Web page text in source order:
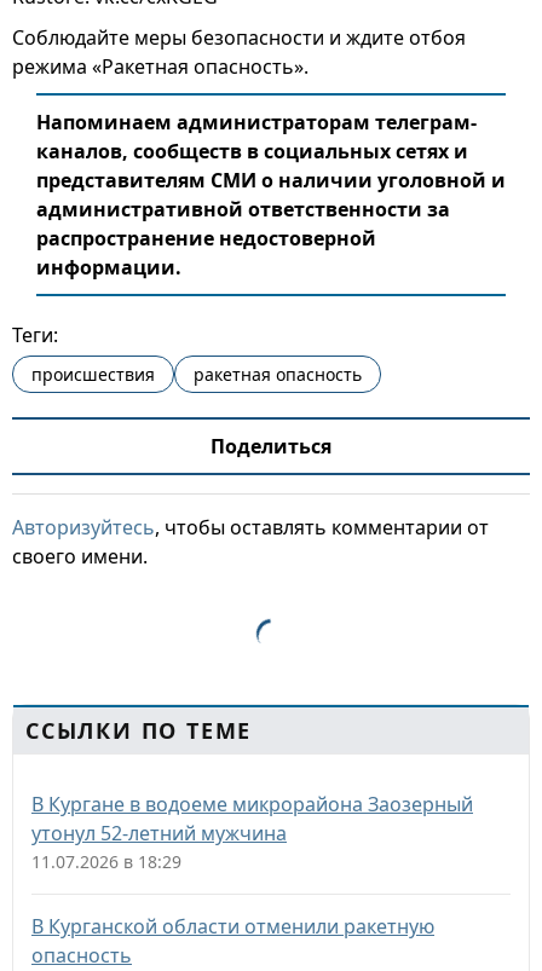
Соблюдайте меры безопасности и ждите отбоя
режима «Ракетная опасность».
Напоминаем администраторам телеграм-
каналов, сообществ в социальных сетях и
представителям СМИ о наличии уголовной и
административной ответственности за
распространение недостоверной
информации.
Теги:
происшествия ракетная опасность
Поделиться
Авторизуйтесь, чтобы оставлять комментарии от
своего имени.
ССЫЛКИ ПО ТЕМЕ
В Кургане в водоеме микрорайона Заозерный
утонул 52-летний мужчина
11.07.2026 в 18:29
В Курганской области отменили ракетную
опасность